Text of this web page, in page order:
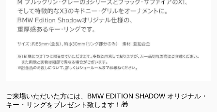
ご来場いただいた方には、BMW EDITION SHADOW オリジナル・
キー・リングをプレゼント致します！🎁